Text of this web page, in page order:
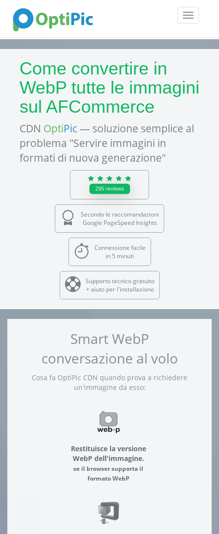
Toggle
Come convertire in
WebP tutte le immagini
sul AFCommerce
CDN OptiPic — soluzione semplice al
problema "Servire immagini in
formati di nuova generazione"
295 reviews
Secondo le raccomandazioni
Google PageSpeed Insights
Connessione facile
in 5 minuti
Supporto tecnico gratuito
+ aiuto per l'installazione
Smart WebP
conversazione al volo
Cosa fa OptiPic CDN quando prova a richiedere
un'immagine da esso:
Restituisce la versione
WebP dell'immagine.
se il browser supporta il
formato WebP